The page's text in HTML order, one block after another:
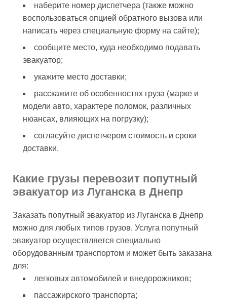
наберите номер диспетчера (также можно
воспользоваться опцией обратного вызова или
написать через специальную форму на сайте);
сообщите место, куда необходимо подавать
эвакуатор;
укажите место доставки;
расскажите об особенностях груза (марке и
модели авто, характере поломок, различных
нюансах, влияющих на погрузку);
согласуйте диспетчером стоимость и сроки
доставки.
Какие грузы перевозит попутный
эвакуатор из Луганска в Днепр
Заказать попутный эвакуатор из Луганска в Днепр
можно для любых типов грузов. Услуга попутный
эвакуатор осуществляется специально
оборудованным транспортом и может быть заказана
для:
легковых автомобилей и внедорожников;
пассажирского транспорта;